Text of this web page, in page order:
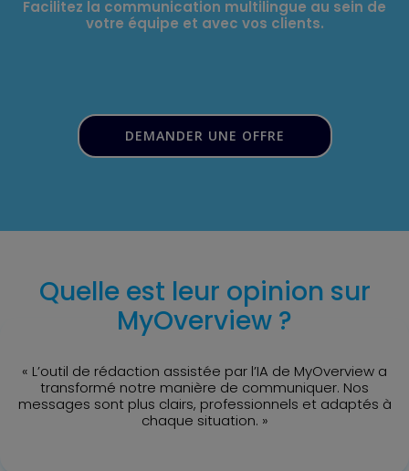
Facilitez la communication multilingue au sein de
votre équipe et avec vos clients.
DEMANDER UNE OFFRE
Quelle est leur opinion sur
MyOverview ?
« L’outil de rédaction assistée par l’IA de MyOverview a
transformé notre manière de communiquer. Nos
messages sont plus clairs, professionnels et adaptés à
chaque situation. »